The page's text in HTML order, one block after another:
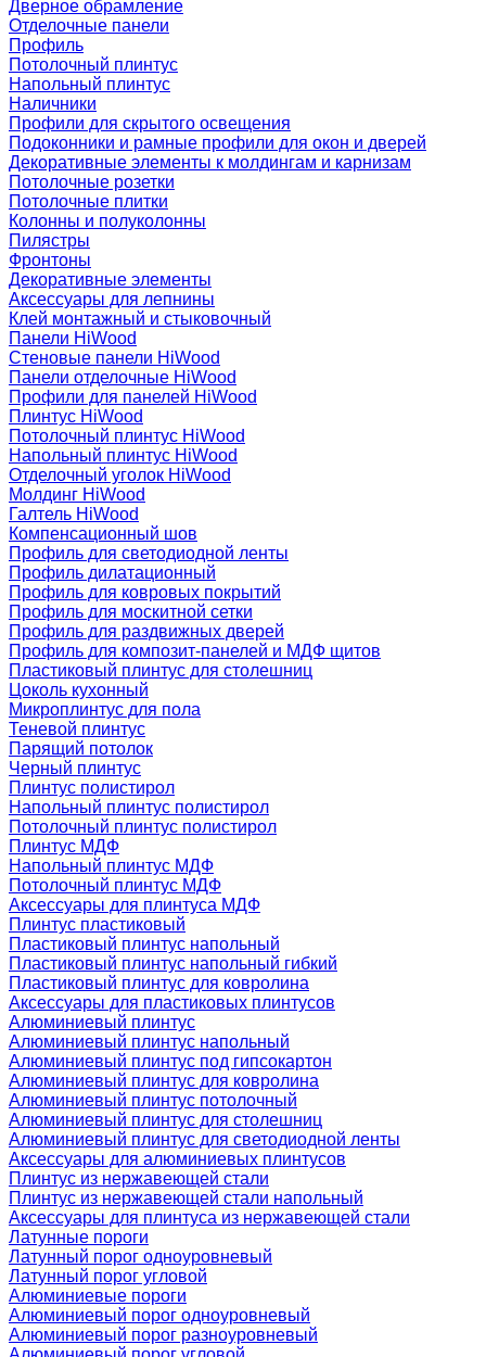
Дверное обрамление
Отделочные панели
Профиль
Потолочный плинтус
Напольный плинтус
Наличники
Профили для скрытого освещения
Подоконники и рамные профили для окон и дверей
Декоративные элементы к молдингам и карнизам
Потолочные розетки
Потолочные плитки
Колонны и полуколонны
Пилястры
Фронтоны
Декоративные элементы
Аксессуары для лепнины
Клей монтажный и стыковочный
Панели HiWood
Стеновые панели HiWood
Панели отделочные HiWood
Профили для панелей HiWood
Плинтус HiWood
Потолочный плинтус HiWood
Напольный плинтус HiWood
Отделочный уголок HiWood
Молдинг HiWood
Галтель HiWood
Компенсационный шов
Профиль для светодиодной ленты
Профиль дилатационный
Профиль для ковровых покрытий
Профиль для москитной сетки
Профиль для раздвижных дверей
Профиль для композит-панелей и МДФ щитов
Пластиковый плинтус для столешниц
Цоколь кухонный
Микроплинтус для пола
Теневой плинтус
Парящий потолок
Черный плинтус
Плинтус полистирол
Напольный плинтус полистирол
Потолочный плинтус полистирол
Плинтус МДФ
Напольный плинтус МДФ
Потолочный плинтус МДФ
Аксессуары для плинтуса МДФ
Плинтус пластиковый
Пластиковый плинтус напольный
Пластиковый плинтус напольный гибкий
Пластиковый плинтус для ковролина
Аксессуары для пластиковых плинтусов
Алюминиевый плинтус
Алюминиевый плинтус напольный
Алюминиевый плинтус под гипсокартон
Алюминиевый плинтус для ковролина
Алюминиевый плинтус потолочный
Алюминиевый плинтус для столешниц
Алюминиевый плинтус для светодиодной ленты
Аксессуары для алюминиевых плинтусов
Плинтус из нержавеющей стали
Плинтус из нержавеющей стали напольный
Аксессуары для плинтуса из нержавеющей стали
Латунные пороги
Латунный порог одноуровневый
Латунный порог угловой
Алюминиевые пороги
Алюминиевый порог одноуровневый
Алюминиевый порог разноуровневый